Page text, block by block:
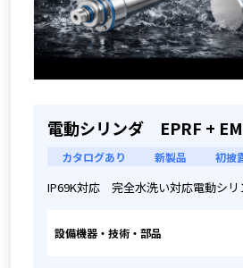
電動シリンダ EPRF +
カタログあり 新製品 初披
IP69K対応　完全水洗い対応電動シ
設備機器・技術・部品